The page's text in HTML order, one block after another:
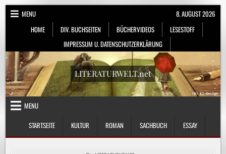
Skip
MENU
HOME
DIV. BUCHSEITEN BÜCHERVIDEOS
LESESTOFF
IMPRESSUM U. DATENSCHUTZERKLÄRUNG
8. AUGUST 2026
LITERATURWELT.net
MENU
STARTSEITE
KULTUR ROMAN SACHBUCH ESSAY